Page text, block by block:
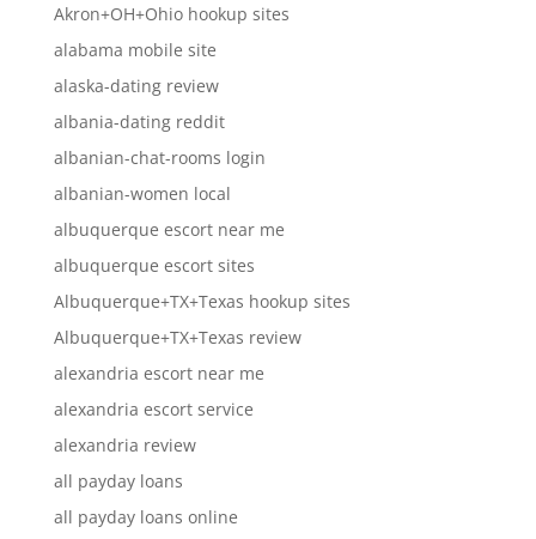
Akron+OH+Ohio hookup sites
alabama mobile site
alaska-dating review
albania-dating reddit
albanian-chat-rooms login
albanian-women local
albuquerque escort near me
albuquerque escort sites
Albuquerque+TX+Texas hookup sites
Albuquerque+TX+Texas review
alexandria escort near me
alexandria escort service
alexandria review
all payday loans
all payday loans online